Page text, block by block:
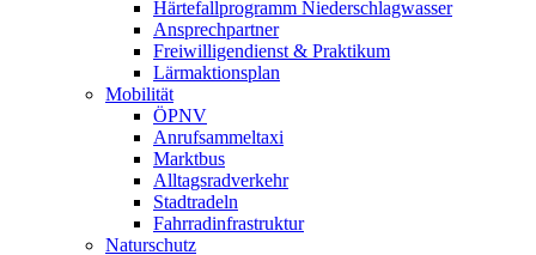
Härtefallprogramm Niederschlagwasser
Ansprechpartner
Freiwilligendienst & Praktikum
Lärmaktionsplan
Mobilität
ÖPNV
Anrufsammeltaxi
Marktbus
Alltagsradverkehr
Stadtradeln
Fahrradinfrastruktur
Naturschutz